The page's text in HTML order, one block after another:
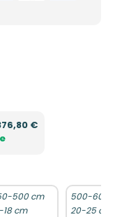
€
500 cm
18 cm
500-600
20-25 cm